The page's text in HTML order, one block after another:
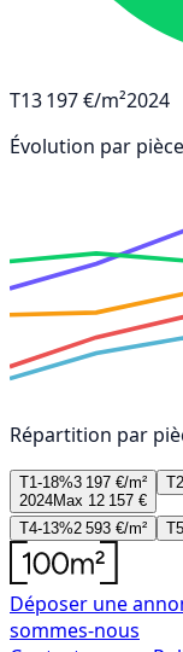
T13 197 €/m²2024
Évolution par
Répartition par
T1-18%3 197 €/m²
2024Max 12 157 €
T4-13%2 593 €/m²
Déposer une
sommes-nous